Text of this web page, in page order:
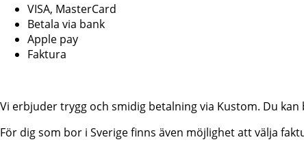
VISA, MasterCard
Betala via bank
Apple pay
Faktura
Vi erbjuder trygg och smidig betalning via Kustom. Du
För dig som bor i Sverige finns även möjlighet att välja